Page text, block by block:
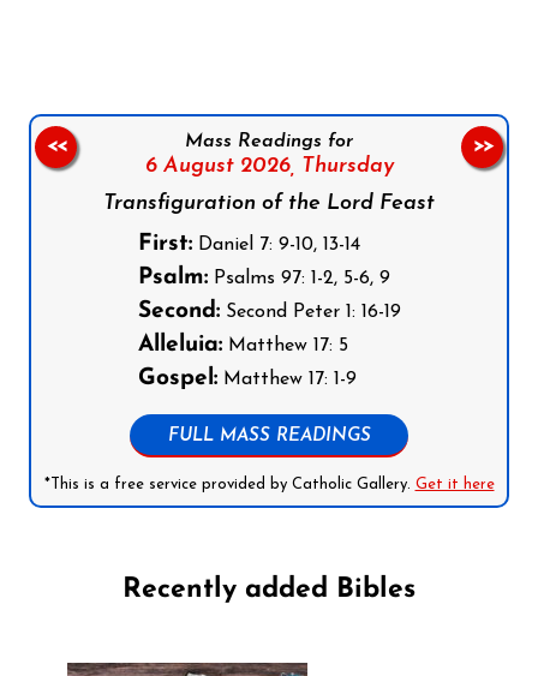
Mass Readings for
6 August 2026, Thursday
Transfiguration of the Lord Feast
First:Daniel 7: 9-10, 13-14
Psalm:Psalms 97: 1-2, 5-6, 9
Second:Second Peter 1: 16-19
Alleluia:Matthew 17: 5
Gospel:Matthew 17: 1-9
FULL MASS READINGS
*This is a free service provided by Catholic Gallery. Get it here
<< >>
Recently added Bibles